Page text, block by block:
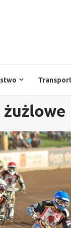
żużlowe